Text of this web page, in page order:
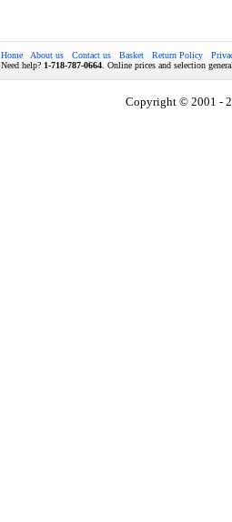
Home About us Contact us Basket Return Policy
Need help? 1-718-787-0664 . Online prices and selection
Copyright © 2001 -